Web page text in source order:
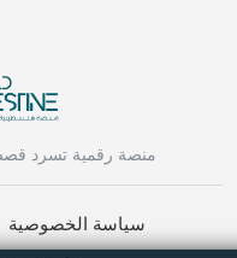
منصة رقمية تسرد
سياسة الخصوصية